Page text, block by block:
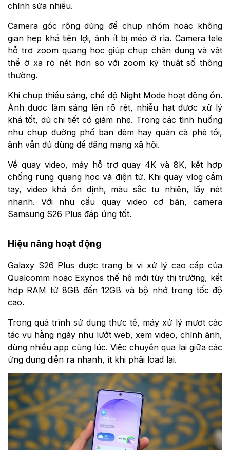
chỉnh sửa nhiều.
Camera góc rộng dùng để chụp nhóm hoặc không
gian hẹp khá tiện lợi, ảnh ít bị méo ở rìa. Camera tele
hỗ trợ zoom quang học giúp chụp chân dung và vật
thể ở xa rõ nét hơn so với zoom kỹ thuật số thông
thường.
Khi chụp thiếu sáng, chế độ Night Mode hoạt động ổn.
Ảnh được làm sáng lên rõ rệt, nhiễu hạt được xử lý
khá tốt, dù chi tiết có giảm nhẹ. Trong các tình huống
như chụp đường phố ban đêm hay quán cà phê tối,
ảnh vẫn đủ dùng để đăng mạng xã hội.
Về quay video, máy hỗ trợ quay 4K và 8K, kết hợp
chống rung quang học và điện tử. Khi quay vlog cầm
tay, video khá ổn định, màu sắc tự nhiên, lấy nét
nhanh. Với nhu cầu quay video cơ bản, camera
Samsung S26 Plus đáp ứng tốt.
Hiệu năng hoạt động
Galaxy S26 Plus được trang bị vi xử lý cao cấp của
Qualcomm hoặc Exynos thế hệ mới tùy thị trường, kết
hợp RAM từ 8GB đến 12GB và bộ nhớ trong tốc độ
cao.
Trong quá trình sử dụng thực tế, máy xử lý mượt các
tác vụ hằng ngày như lướt web, xem video, chỉnh ảnh,
dùng nhiều app cùng lúc. Việc chuyển qua lại giữa các
ứng dụng diễn ra nhanh, ít khi phải load lại.